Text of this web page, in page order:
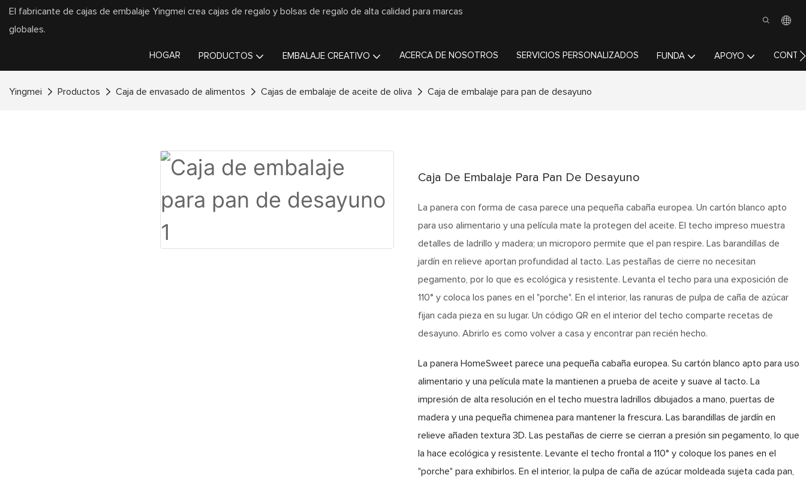
El fabricante de cajas de embalaje Yingmei crea cajas de regalo y bolsas de regalo de alta calidad para marcas
globales.
HOGAR PRODUCTOS EMBALAJE CREATIVO ACERCA DE NOSOTROS SERVICIOS PERSONALIZADOS FUNDA APOYO
Yingmei Productos Caja de envasado de alimentos Cajas de embalaje de aceite de oliva Caja de embalaje para pan de desayuno
Caja De Embalaje Para Pan De Desayuno
La panera con forma de casa parece una pequeña cabaña europea. Un cartón blanco apto
para uso alimentario y una película mate la protegen del aceite. El techo impreso muestra
detalles de ladrillo y madera; un microporo permite que el pan respire. Las barandillas de
jardín en relieve aportan profundidad al tacto. Las pestañas de cierre no necesitan
pegamento, por lo que es ecológica y resistente. Levanta el techo para una exposición de
110° y coloca los panes en el "porche". En el interior, las ranuras de pulpa de caña de azúcar
fijan cada pieza en su lugar. Un código QR en el interior del techo comparte recetas de
desayuno. Abrirlo es como volver a casa y encontrar pan recién hecho.
La panera HomeSweet parece una pequeña cabaña europea. Su cartón blanco apto para uso
alimentario y una película mate la mantienen a prueba de aceite y suave al tacto. La
impresión de alta resolución en el techo muestra ladrillos dibujados a mano, puertas de
madera y una pequeña chimenea para mantener la frescura. Las barandillas de jardín en
relieve añaden textura 3D. Las pestañas de cierre se cierran a presión sin pegamento, lo que
la hace ecológica y resistente. Levante el techo frontal a 110° y coloque los panes en el
"porche" para exhibirlos. En el interior, la pulpa de caña de azúcar moldeada sujeta cada pan,